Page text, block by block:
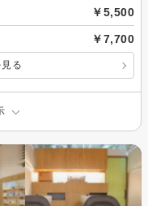
￥5,500
￥7,700
る